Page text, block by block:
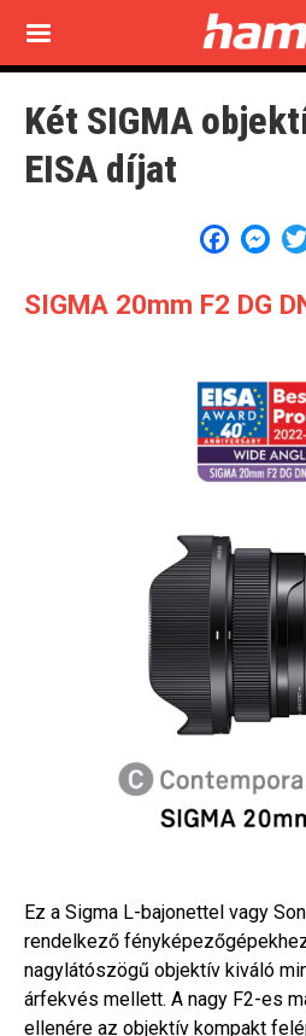
main
content
Két SIGMA
EISA díjat
SIGMA 20mm F2 DG
Ez a Sigma L-bajonettel vagy
rendelkező
nagylátószögű objektív kiváló
árfekvés mellett. A nagy F2-es
ellenére az objektív kompakt